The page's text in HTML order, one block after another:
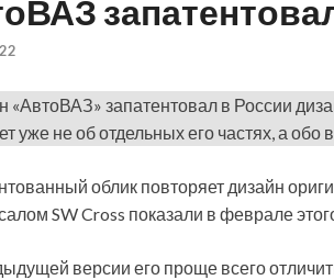
«АвтоВАЗ» запатентовал в России
уже не об отдельных его частях, а обо
облик повторяет дизайн
SW Cross показали в феврале
версии его проще всего